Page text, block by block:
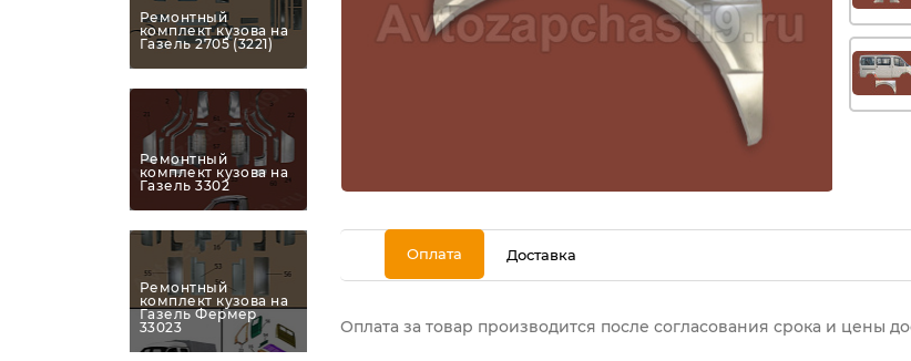
Ремонтный
комплект кузова на
Газель 2705 (3221)
Ремонтный
комплект кузова на
Газель 3302
Ремонтный
комплект кузова на
Газель Фермер
33023
Оплата Доставка
Оплата за товар производится после согласования срока и цены